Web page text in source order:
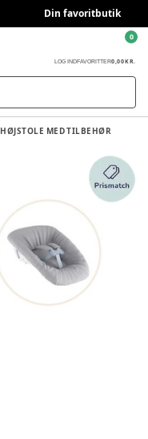
Din favoritbutik
LOG INDFAVORITTER0,00 KR.
0
HØJSTOLE MED TILBEHØR